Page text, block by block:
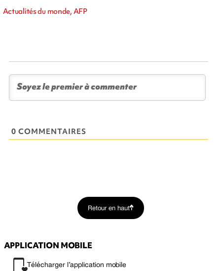
Actualités du monde, AFP
0 COMMENTAIRES
Retour en haut
APPLICATION MOBILE
Télécharger l’application mobile